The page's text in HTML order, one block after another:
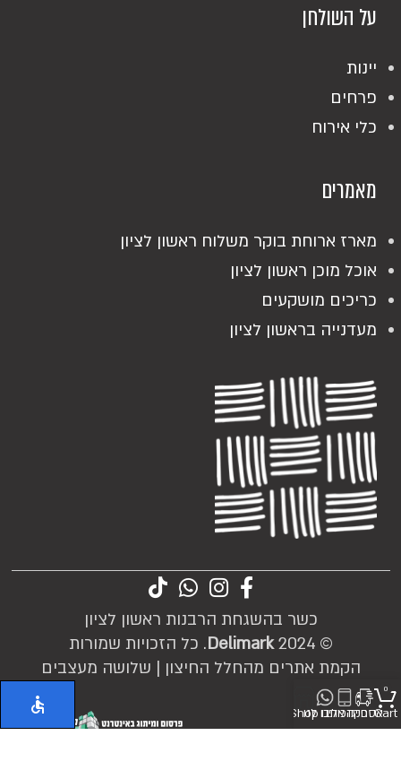
מאמרים
מארז ארוחת בוקר משלוח ראשון לציון
אוכל מוכן ראשון לציון
כריכים מושקעים
מעדנייה בראשון לציון
על השולחן
יינות
פרחים
כלי אירוח
כשר בהשגחת הרבנות ראשון לציון
© 2024
Delimark. כל הזכויות שמורות
הקמת אתרים מהחלל החיצון | שלושה מעצבים
0
Cartאספקה
חייגו אלינו
כיתבו לנו
Shop